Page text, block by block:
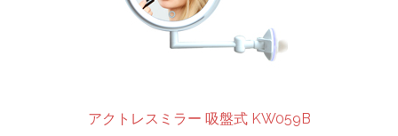
アクトレスミラー 吸盤式 KW059B